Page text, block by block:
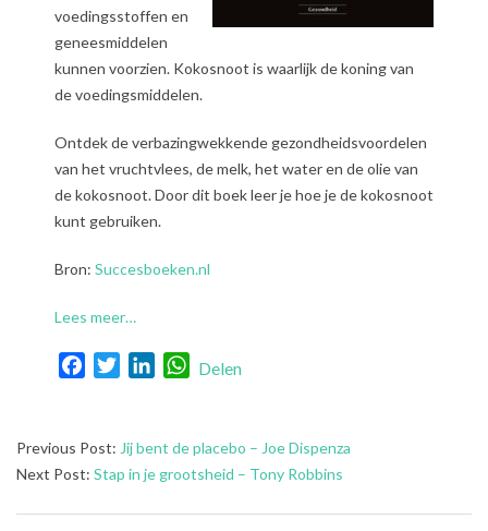
voedingsstoffen en
geneesmiddelen
kunnen voorzien. Kokosnoot is waarlijk de koning van
de voedingsmiddelen.
Ontdek de verbazingwekkende gezondheidsvoordelen
van het vruchtvlees, de melk, het water en de olie van
de kokosnoot. Door dit boek leer je hoe je de kokosnoot
kunt gebruiken.
Bron: Succesboeken.nl
Lees meer…
FacebookTwitterLinkedInWhatsApp
Delen
2025-
07-
Previous Post: Jij bent de placebo – Joe Dispenza
Next Post: Stap in je grootsheid – Tony Robbins